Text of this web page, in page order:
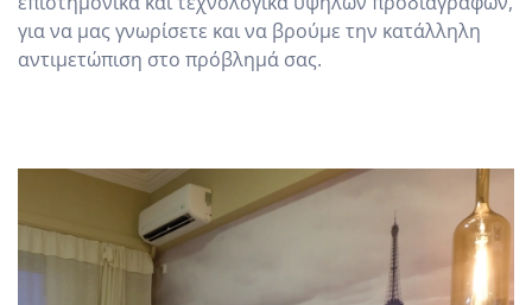
για να μας γνωρίσετε και να βρούμε την κατάλληλη
αντιμετώπιση στο πρόβλημά σας.